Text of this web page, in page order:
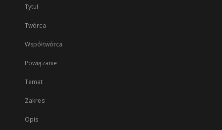
Tytuł
Twórca
Współtwórca
Powiązanie
Temat
Zakres
Opis